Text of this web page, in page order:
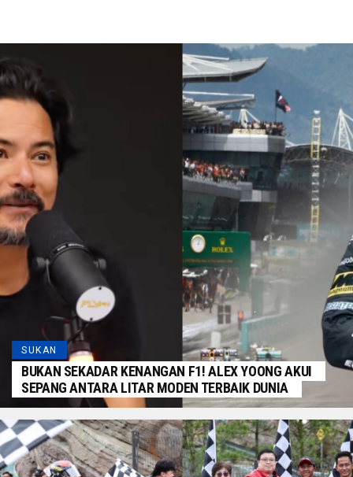
SUKAN
BUKAN SEKADAR KENANGAN F1! ALEX YOONG AKUI
SEPANG ANTARA LITAR MODEN TERBAIK DUNIA